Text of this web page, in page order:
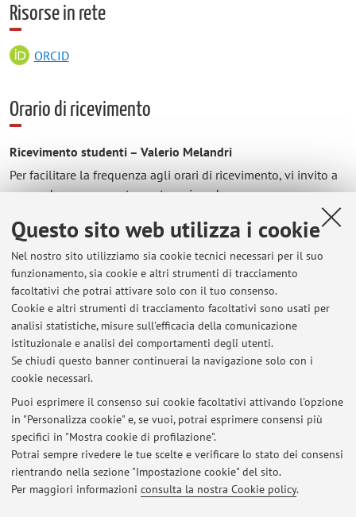
Questo sito web utilizza i cookie
Nel nostro sito utilizziamo sia cookie tecnici necessari per il suo
funzionamento, sia cookie e altri strumenti di tracciamento
facoltativi che potrai attivare solo con il tuo consenso.
Cookie e altri strumenti di tracciamento facoltativi sono usati per
analisi statistiche, misure sull'efficacia della comunicazione
istituzionale e analisi dei comportamenti degli utenti.
Se chiudi questo banner continuerai la navigazione solo con i
cookie necessari.
Puoi esprimere il consenso sui cookie facoltativi attivando l'opzione
in "Personalizza cookie" e, se vuoi, potrai esprimere consensi più
specifici in "Mostra cookie di profilazione".
Potrai sempre rivedere le tue scelte e verificare lo stato dei consensi
rientrando nella sezione "Impostazione cookie" del sito.
Per maggiori informazioni consulta la nostra Cookie policy.
Risorse in rete
ORCID
Orario di ricevimento
Ricevimento studenti – Valerio Melandri
Per facilitare la frequenza agli orari di ricevimento, vi invito a
concordare un appuntamento scrivendo a:
Questo avviso resta validofino a nuovo aggiornamento.
Ultimi avvisi
Ricevimento studenti – Valerio Melandri
Pubblicato il: 28 maggio 2025
Avviso per tesi di laurea
Pubblicato il: 28 maggio 2025
Esame (frequentanti e non frequentanti)
Pubblicato il: 28 maggio 2025